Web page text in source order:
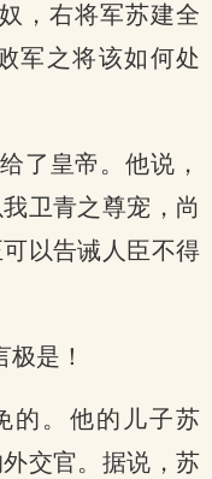
，右将军苏建全
军之将该如何处
了皇帝。他说，
卫青之尊宠，尚
以告诫人臣不得
是！
的。他的儿子苏
交官。据说，苏